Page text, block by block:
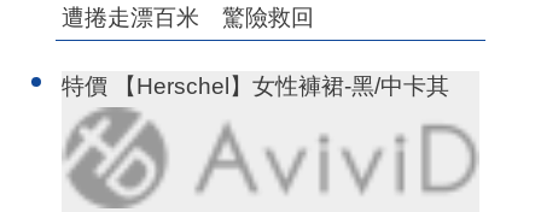
遭捲走漂百米 驚險救回
特價 【Herschel】女性褲裙-黑/中卡其